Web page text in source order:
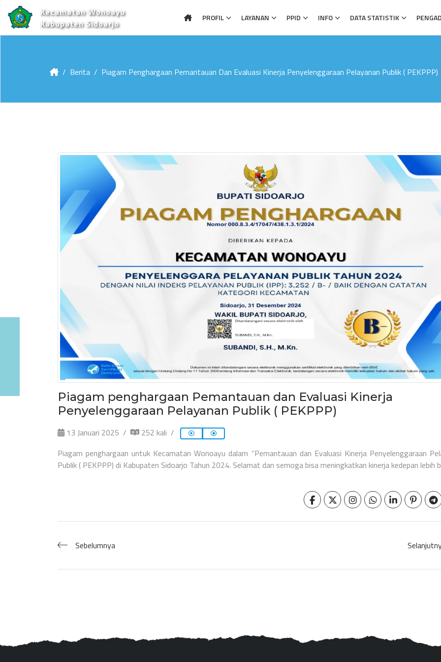
Kecamatan Wonoayu
Kabupaten Sidoarjo
PROFIL LAYANAN PPID INFO DATA STATISTIK
Berita Piagam Penghargaan Pemantauan Dan Evaluasi Kinerja Penyelenggaraan Pelayanan Publik ( PEKPPP)
Piagam penghargaan Pemantauan dan Evaluasi Kinerja
Penyelenggaraan Pelayanan Publik ( PEKPPP)
13 Januari 2025
252 kali
Piagam penghargaan untuk Kecamatan Wonoayu dalam “Pemantauan dan Evaluasi Kinerja Penyelenggaraan
Publik ( PEKPPP) di Kabupaten Sidoarjo Tahun 2024. Selamat dan semoga bisa meningkatkan kinerja kedepan lebih
Sebelumnya